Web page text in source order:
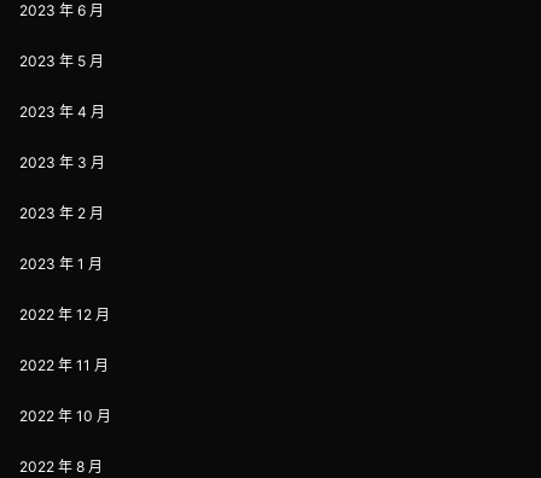
2023 年 6 月
2023 年 5 月
2023 年 4 月
2023 年 3 月
2023 年 2 月
2023 年 1 月
2022 年 12 月
2022 年 11 月
2022 年 10 月
2022 年 8 月